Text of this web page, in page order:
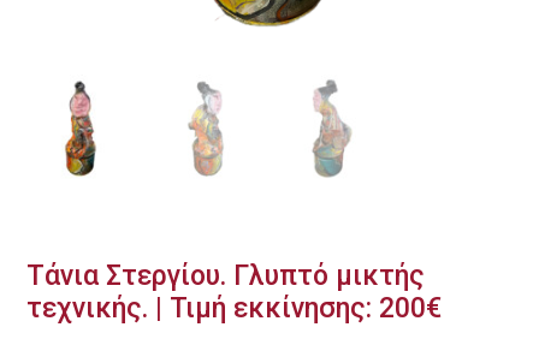
Τάνια Στεργίου. Γλυπτό μικτής
τεχνικής. | Τιμή εκκίνησης: 200€